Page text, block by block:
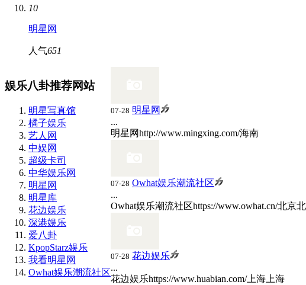
10
明星网
人气651
娱乐八卦推荐网站
明星写真馆
橘子娱乐
艺人网
中娱网
超级卡司
中华娱乐网
明星网
明星库
花边娱乐
深港娱乐
爱八卦
KpopStarz娱乐
我看明星网
Owhat娱乐潮流社区
07-28 明星网
...
明星网http://www.mingxing.com/海南
07-28 Owhat娱乐潮流社区
...
Owhat娱乐潮流社区https://www.owhat.cn/北京
07-28 花边娱乐
...
花边娱乐https://www.huabian.com/上海上海